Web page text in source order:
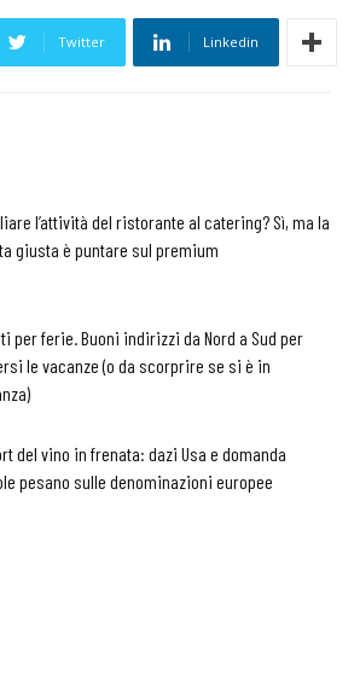
Twitter Linkedin
l’attività del ristorante al catering? Sì, ma la
giusta è puntare sul premium
per ferie. Buoni indirizzi da Nord a Sud per
le vacanze (o da scorprire se si è in
del vino in frenata: dazi Usa e domanda
pesano sulle denominazioni europee